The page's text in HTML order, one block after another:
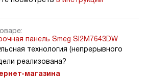
панель Smeg SI2M7643DW
технология (непрерывного
реализована?
магазина